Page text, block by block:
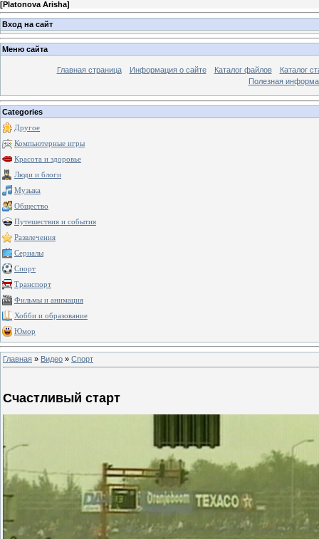
[Platonova Arisha]
Вход на сайт
Меню сайта
Главная страница Информация о сайте Каталог файлов
Каталог
Полезная
Categories
Другое
Компьютерные игры
Красота и здоровье
Люди и блоги
Музыка
Общество
Путешествия и события
Развлечения
Сериалы
Спорт
Транспорт
Фильмы и анимация
Хобби и образование
Юмор
Главная » Видео » Спорт
Счастливый старт